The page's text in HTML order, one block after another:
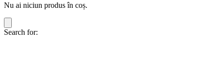
Nu ai niciun produs în coș.
Search for: